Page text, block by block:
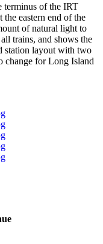
terminus of the IRT
eastern end of the
of natural light to
trains, and shows the
station layout with two
change for Long Island